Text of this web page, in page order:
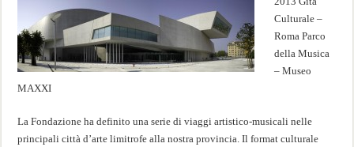
Culturale –
Roma Parco
della Musica
– Museo
MAXXI
La Fondazione ha definito una serie di viaggi artistico-musicali nelle
principali città d’arte limitrofe alla nostra provincia. Il format culturale